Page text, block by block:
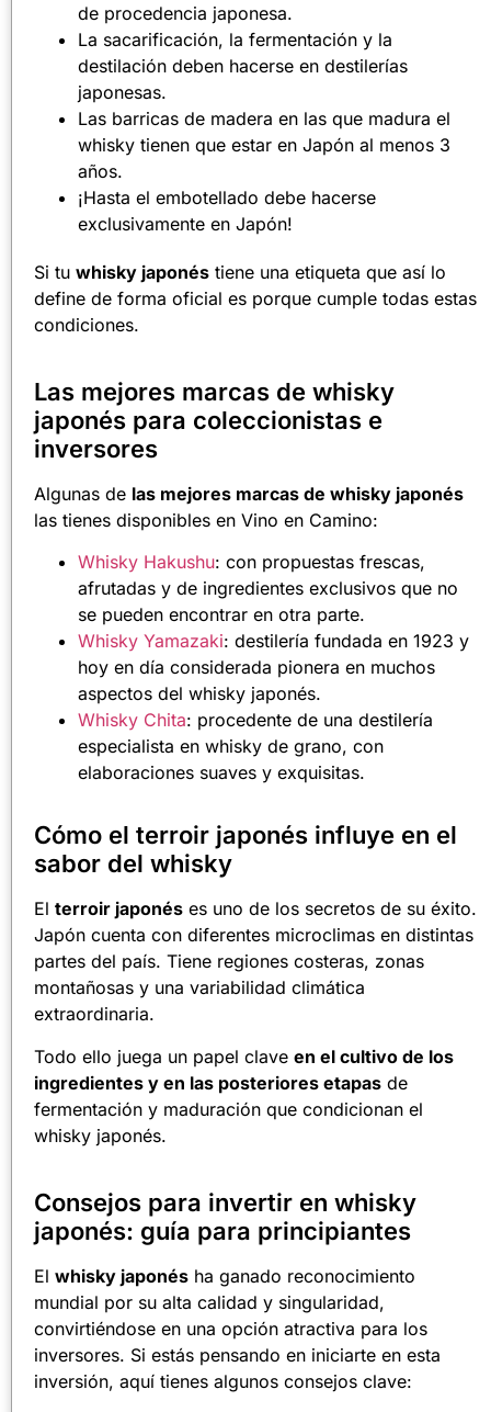
de procedencia japonesa.
La sacarificación, la fermentación y la
destilación deben hacerse en destilerías
japonesas.
Las barricas de madera en las que madura el
whisky tienen que estar en Japón al menos 3
años.
¡Hasta el embotellado debe hacerse
exclusivamente en Japón!
Si tu whisky japonés tiene una etiqueta que así lo
define de forma oficial es porque cumple todas estas
condiciones.
Las mejores marcas de whisky
japonés para coleccionistas e
inversores
Algunas de las mejores marcas de whisky japonés
las tienes disponibles en Vino en Camino:
Whisky Hakushu: con propuestas frescas,
afrutadas y de ingredientes exclusivos que no
se pueden encontrar en otra parte.
Whisky Yamazaki: destilería fundada en 1923 y
hoy en día considerada pionera en muchos
aspectos del whisky japonés.
Whisky Chita: procedente de una destilería
especialista en whisky de grano, con
elaboraciones suaves y exquisitas.
Cómo el terroir japonés influye en el
sabor del whisky
El terroir japonés es uno de los secretos de su éxito.
Japón cuenta con diferentes microclimas en distintas
partes del país. Tiene regiones costeras, zonas
montañosas y una variabilidad climática
extraordinaria.
Todo ello juega un papel clave en el cultivo de los
ingredientes y en las posteriores etapas de
fermentación y maduración que condicionan el
whisky japonés.
Consejos para invertir en whisky
japonés: guía para principiantes
El whisky japonés ha ganado reconocimiento
mundial por su alta calidad y singularidad,
convirtiéndose en una opción atractiva para los
inversores. Si estás pensando en iniciarte en esta
inversión, aquí tienes algunos consejos clave: